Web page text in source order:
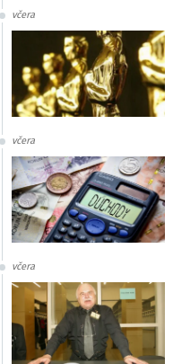
včera
včera
včera